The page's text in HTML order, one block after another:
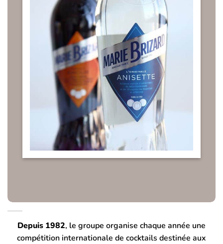
Depuis 1982, le groupe organise chaque année une
compétition internationale de cocktails destinée aux